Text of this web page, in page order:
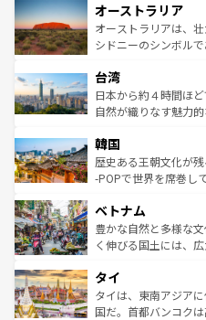
部のニューオーリン
文化が魅力。旅行者
しみながら、その多
ならではの贅沢な旅のスタイルだ。
情報はコンテンツ一覧
ワイ島は見逃せない
島だが、静かな自然
おすすめ。エメラル
れるおもてなしの心
人々、おいしいロー
ク、伝統的なフラダ
ワイを、存分に味わってほしい。 なお
はコンテンツ一覧を
オーストラリア
オーストラリアは、
シドニーのシンボル
リアリーフや大陸中
ク）、タスマニアの
ど、見どころがたく
いる。アクティビテ
ビング、ハイキング
い。オーストラリア
参照してほしい。
台湾
日本から約４時間ほ
自然が織りなす魅力
ン）、静ひつな山岳地
と山間の静けさが共
驚きをもたらしてく
容にもいいと評判のス
が味わえる
照してほしい。
韓国
歴史ある王朝文化が
-POPで世界を席巻し
き、地方に足を延ばせ
できる。そして、キ
まで、さまざまな韓
リティに包まれなが
わ
覧を参照してほしい。
ベトナム
豊かな自然と多様な
く伸びる国土には、
急速な発展と共に伝
ーチミン市のフラン
醸し出している。ま
タイ
タイは、東南アジア
国だ。首都バンコク